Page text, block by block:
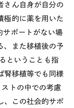
さん自身が自分の
極的に薬を用いた
サポートがない場
、また移植後の予
ということも指
腎移植等でも同様
トの中での考慮
、この社会的サポ